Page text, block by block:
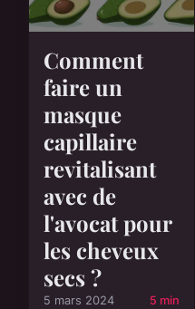
Comment
faire un
masque
capillaire
revitalisant
avec de
l'avocat pour
les cheveux
secs ?
5 mars 2024 5 min